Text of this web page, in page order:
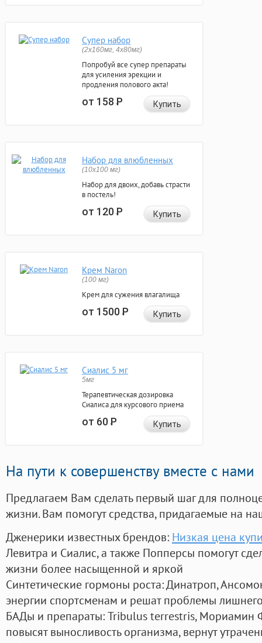
Супер набор
(2х160мг, 4х80мг)
Попробуй все супер препараты
для усиления эрекции и
продления полового акта!
от 158Р Купить
Набор для влюбленных
(10х100 мг)
Набор для двоих, добавь страсти
в постель!
от 120Р Купить
Крем Naron
(100 мг)
Крем для сужения влагалища
от 1500Р Купить
Сиалис 5 мг
5мг
Терапевтическая дозировка
Сиалиса для курсового приема
от 60Р Купить
На пути к совершенству вместе с нами
Предлагаем Вам сделать первый шаг для
жизни. Вам помогут средства, придагаемые на
Дженерики известных брендов: Низкая цена
Левитра и Сиалис, а также Попперсы помогут
жизни более насыщенной и яркой
Синтетические гормоны роста: Динатроп,
энергии спортсменам и решат проблемы
БАДы и препараты:Tribulus terrestris, Мориамин
повысят выносливость организма, вернут